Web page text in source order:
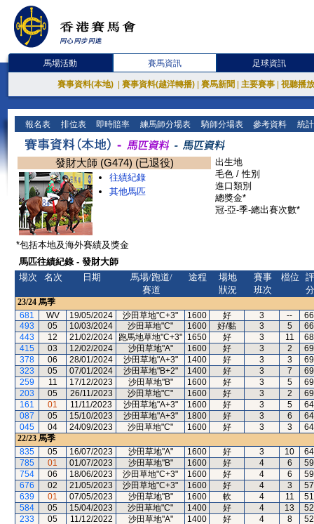
馬場活動 賽馬資訊 足球資訊
賽事資料(本地) 賽事資料(越洋轉播) 賽馬新聞 主要賽事 視聽播
報名表 排位表 即時賠率 練馬師分場表 騎師分場表 參考資料 統
發財大師 (G474) (已退役)
往績紀錄
其他馬匹
出生地
毛色 / 性別
進口類別
總獎金*
冠-亞-季-總出賽次數*
*包括本地及海外賽績及獎金
馬匹往績紀錄 - 發財大師
場次
名次 日期
馬場/跑道/
賽道
途程
場地
狀況
賽事
班次
檔位
評
分
23/24 馬季
681
WV 19/05/2024 沙田草地"C+3" 1600 好 3 --
66
493
05 10/03/2024 沙田草地"C" 1600 好/黏 3 5
66
443
12 21/02/2024 跑馬地草地"C+3" 1650 好 3 11
68
415
03 12/02/2024 沙田草地"A" 1600 好 3 2
69
378
06 28/01/2024 沙田草地"A+3" 1400 好 3 3
69
323
05 07/01/2024 沙田草地"B+2" 1400 好 3 7
69
259
11 17/12/2023 沙田草地"B" 1600 好 3 5
69
203
05 26/11/2023 沙田草地"C" 1600 好 3 2
69
161
01 11/11/2023 沙田草地"A+3" 1600 好 3 5
64
087
05 15/10/2023 沙田草地"A+3" 1800 好 3 6
64
045
04 24/09/2023 沙田草地"C" 1600 好 3 3
64
22/23 馬季
835
05 16/07/2023 沙田草地"A" 1600 好 3 10
64
785
01 01/07/2023 沙田草地"B" 1600 好 4 6
59
754
06 18/06/2023 沙田草地"C+3" 1600 好 4 6
59
676
02 21/05/2023 沙田草地"C+3" 1600 好 4 3
57
639
01 07/05/2023 沙田草地"B" 1600 軟 4 11
51
584
05 15/04/2023 沙田草地"C" 1400 好 4 13
52
233
05 11/12/2022 沙田草地"A" 1400 好 4 8 52